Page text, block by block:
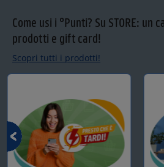
Come usi i °Punti? Su STORE: un
prodotti e gift card!
Scopri tutti i prodotti!